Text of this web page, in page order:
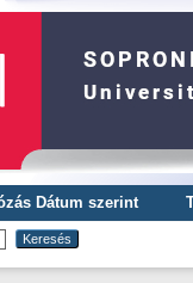
Dátum szerint